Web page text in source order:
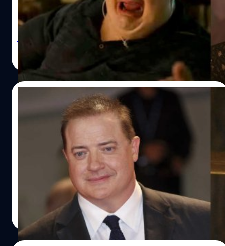
2JKA317 Brendan Fraser & Monkey Film: George Of
Jungle (1997) Characters: George of the Jungle &
Director: Sam Weisman 16 July 1997 **WARNING**
Photograph is for editorial use only and is the
of WALT DISNEY and/or the Photographer
the Film or Production Company and can only be
reproduced by publications in conjunction with the
promotion of the above Film. A Mandatory Credit To
WALT DISNEY is required. The Photographer
also be credited when known. No commercial use
granted without written authority from the Film
Company.
อีกว่า…
คืนสู่หน้าจอเงินอีกครั้งกับบท ชาร์ลี จากเรื่อง 'The Whale' ซึ่ง
การแสดงอันยอดเยี่ยมของเขา ทำให้เฟรเซอร์ได้รับชื่อเข้าชิง
รางวัล 'Golden Globes 2023' สาขานักแสดงนำชายยอดเยี่ยม
ประเภทดราม่า แต่เป็นที่น่าเสียดายเมื่อเขาต้องพลาดรางวัลนี้
ให้กับ ออสติน บัตเลอร์ (Austin Butler) นักแสดงนำจากบท
เอลวิส เพรสลีย์ เรื่อง 'Elvis' ด้านบัตเลอร์เจ้าของรางวัลในปีนี้
ออกมากล่าวว่า "ผมไม่อยากจะเชื่อเลยว่าจะมาอยู่ที่นี่ตอนนี้
ขอขอบคุณสมาคมสื่อต่างประเทศแห่งฮอลลีวูด สำหรับรางวัล
นักแสดงนำชายยอดเยี่ยม ผมอยากจะพูดกับผู้ได้รับการเสนอ
ชื่อคนอื่น ๆ ด้วยว่าพวกคุณมีผลงานที่สวยงามและยอดเยี่ยม
ผมรู้สึกเป็นเกียรติและภูมิใจอย่างมาก ที่มีรายชื่อเข้าชิงร่วมกับ
พวกคุณ" บัตเลอร์กล่าว ก่อนหน้านี้มีการคาดการณ์ว่าเฟร
เซอร์จะไม่ได้รับรางวัลนี้ เพราะเคยมีประเด็นเรื่องการถูก ฟิลิป
เบิร์ค (Philip Berk) อดีตประธานสมาคมสื่อต่างประเทศแห่ง
ฮอลลีวูด หรือ 'Hollywood Foreign Press Association' ซึ่ง
เป็นองค์กรที่จัดงานประกาศรางวัลลูกโลกทองคำลวนลาม ในปี
2003 สาขานักแสดงนำชายยอดเยี่ยม ประเภทดราม่า นอกจา
กบัตเลอร์และเฟรเซอร์แล้ว ในปีนี้ยังมีนักแสดงมากความ
สามารถเข้าชิงมากมายทั้ง บิล…
วิไลลักษณ์ อุสาพรหม | 1306 days ago
Read More
Brendan Fraser เผย เต็มใจหากได้หวนคืนสู่
แฟรนไชส์ ‘The Mummy’ อีกครั้ง
เป็นที่น่าสงสัยอยู่พอสมควรว่าทาง Universal จะเอายังไงต่อ
กับจักรวาล Dark Universe ของพวกเขา หลังเพียงแค่ปล่อย
ตัวเปิดจักรวาลอย่าง ‘The Mummy’ ในปี 2017 ที่เป็นการรีบูต
แฟรนไชส์ระดับตำนาน ก็ดูเหมือนตัวหนังจะเจ๊งยับจนค่าย
ประกาศพักโปรเจกต์ไปแบบยาว ๆ นั่นทำให้ต้องย้อนกลับมาที่
นักแสดงผู้อยู่คู่จักรวาล ‘The Mummy’ แบบต้นตำรับอย่าง เบ
รนแดน เฟรเซอร์ (Brendan Fraser) ที่เคยรับบทนำเป็น ริก โอ
คอนเนล (Rick O’Connell) จนส่งให้ไตรภาคหนังมัมมี่ชุดนี้
| 1357 days ago
Read More